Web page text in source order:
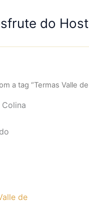
do
a tag “Termas Valle de
de